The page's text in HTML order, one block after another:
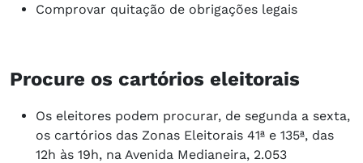
Comprovar quitação de obrigações legais
Procure os cartórios eleitorais
Os eleitores podem procurar, de segunda a sexta,
os cartórios das Zonas Eleitorais 41ª e 135ª, das
12h às 19h, na Avenida Medianeira, 2.053